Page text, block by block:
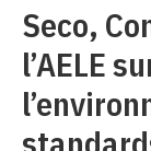
Seco,
l’AELE